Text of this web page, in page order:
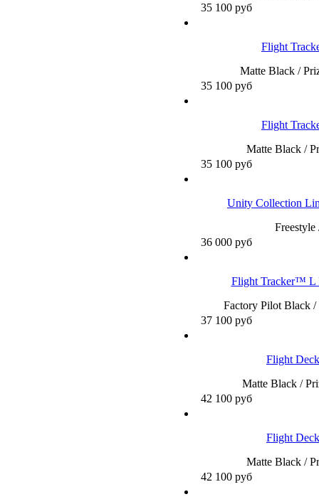
35 100 руб
Flight
Matte Black /
35 100 руб
Flight
Matte Black /
35 100 руб
Unity Collection
36 000 руб
Flight Tracker™ L
Factory Pilot Black
37 100 руб
Flight
Matte Black /
42 100 руб
Flight
Matte Black /
42 100 руб